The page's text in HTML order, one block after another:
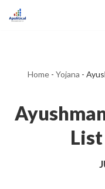
content
Home- Yojana -